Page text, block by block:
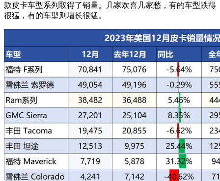
款皮卡车型系列取得了销量。几家欢喜几家愁，有的车型跌得
很猛，有的车型则增长很猛。